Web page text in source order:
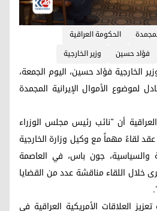
الحكومة العراقية
فؤاد حسين وزير الخارجية
أكد وزير الخارجية فؤاد حسين، اليوم الجمعة،
لموضوع الأموال الإيرانية المجمدة
العراقية أن "نائب رئيس مجلس الوزراء
لقاءً مهماً مع وكيل وزارة الخارجية
والسياسية، جون باس، في العاصمة
خلال اللقاء مناقشة عدد من القضايا
العلاقات الأمريكية العراقية في